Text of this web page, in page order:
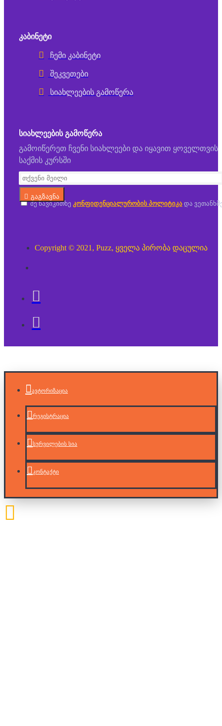
ᲙᲐᲑᲘᲜᲔᲢᲘ
ჩემი კაბინეტი
შეკვეთები
სიახლეების გამოწერა
ᲡᲘᲐᲮᲚᲔᲔᲑᲘᲡ ᲒᲐᲛᲝᲬᲔᲠᲐ
გამოიწერეთ ჩვენი სიახლეები და იყავით ყოველთვის
საქმის კურსში
გაგზავნა
მე წავიკითხე კონფიდენციალურობის პოლიტიკა და
Copyright © 2021, Puzz, ყველა პირობა დაცულია
ავტორიზაცია
რეგისტრაცია
სურვილების სია
კონტაქტი